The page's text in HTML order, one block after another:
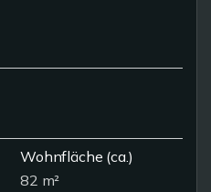
Wohnfläche (ca.)
82 m²